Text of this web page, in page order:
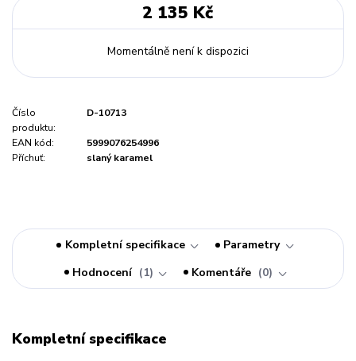
2 135 Kč
Momentálně není k dispozici
Číslo
produktu:
D-10713
EAN kód:
5999076254996
Příchuť:
slaný karamel
Kompletní specifikace
Parametry
Hodnocení
1 Komentáře 0
Kompletní specifikace